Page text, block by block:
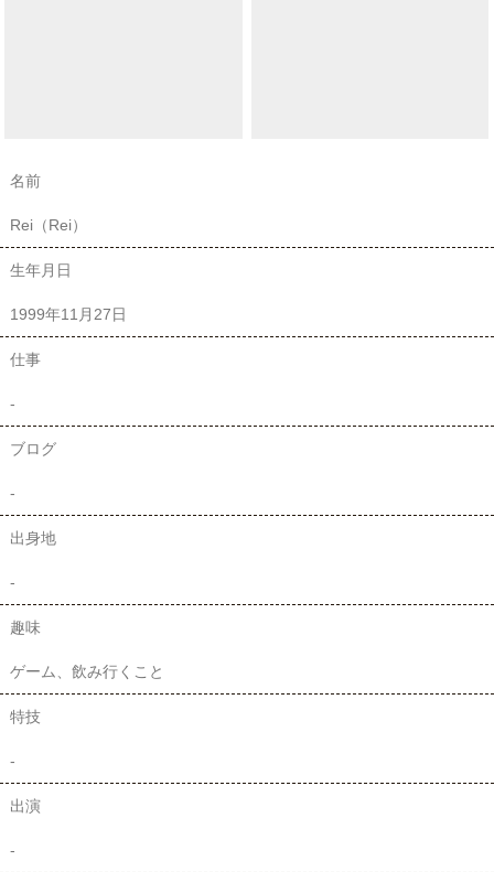
名前
Rei（Rei）
生年月日
1999年11月27日
仕事
-
ブログ
-
出身地
-
趣味
ゲーム、飲み行くこと
特技
-
出演
-